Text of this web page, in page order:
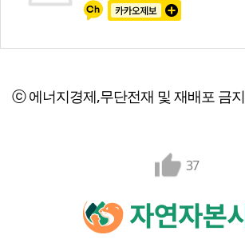
ⓒ 에너지경제,무단전재 및 재배포 금지
37